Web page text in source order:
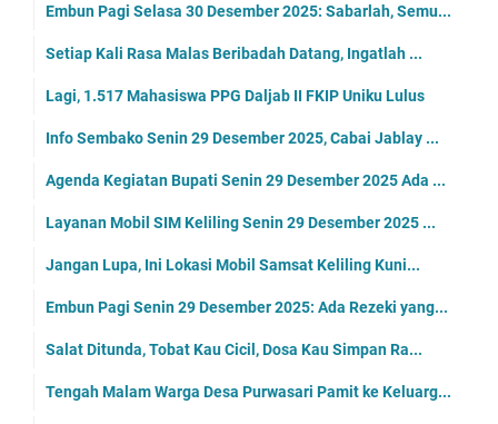
Embun Pagi Selasa 30 Desember 2025: Sabarlah, Semu...
Setiap Kali Rasa Malas Beribadah Datang, Ingatlah ...
Lagi, 1.517 Mahasiswa PPG Daljab II FKIP Uniku Lulus
Info Sembako Senin 29 Desember 2025, Cabai Jablay ...
Agenda Kegiatan Bupati Senin 29 Desember 2025 Ada ...
Layanan Mobil SIM Keliling Senin 29 Desember 2025 ...
Jangan Lupa, Ini Lokasi Mobil Samsat Keliling Kuni...
Embun Pagi Senin 29 Desember 2025: Ada Rezeki yang...
Salat Ditunda, Tobat Kau Cicil, Dosa Kau Simpan Ra...
Tengah Malam Warga Desa Purwasari Pamit ke Keluarg...